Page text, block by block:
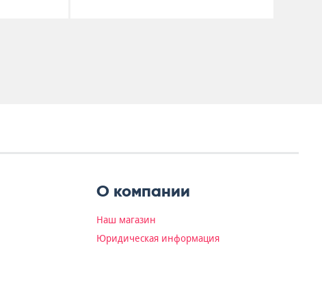
О компании
Наш магазин
Юридическая информация